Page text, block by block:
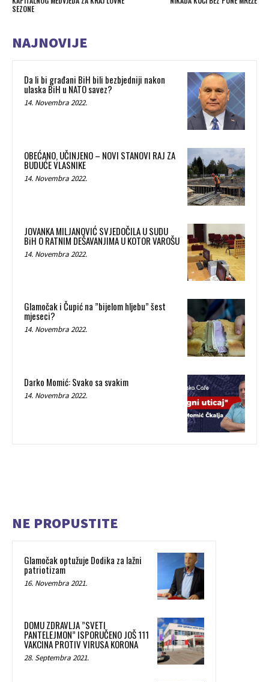
SEZONE
NAJNOVIJE
Da li bi građani BiH bili bezbjedniji nakon
ulaska BiH u NATO savez?
14. Novembra 2022.
OBEĆANO, UČINJENO – NOVI STANOVI RAJ ZA
BUDUĆE VLASNIKE
14. Novembra 2022.
JOVANKA MILJANOVIĆ SVJEDOČILA U SUDU
BiH O RATNIM DEŠAVANJIMA U KOTOR VAROŠU
14. Novembra 2022.
Glamočak i Čupić na ”bijelom hljebu” šest
mjeseci?
14. Novembra 2022.
Darko Momić: Svako sa svakim
14. Novembra 2022.
NE PROPUSTITE
Glamočak optužuje Dodika za lažni
patriotizam
16. Novembra 2021.
DOMU ZDRAVLJA ”SVETI
PANTELEJMON” ISPORUČENO JOŠ 111
VAKCINA PROTIV VIRUSA KORONA
28. Septembra 2021.